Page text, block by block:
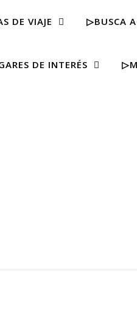
DE VIAJE ▷BUSCA
DE INTERÉS